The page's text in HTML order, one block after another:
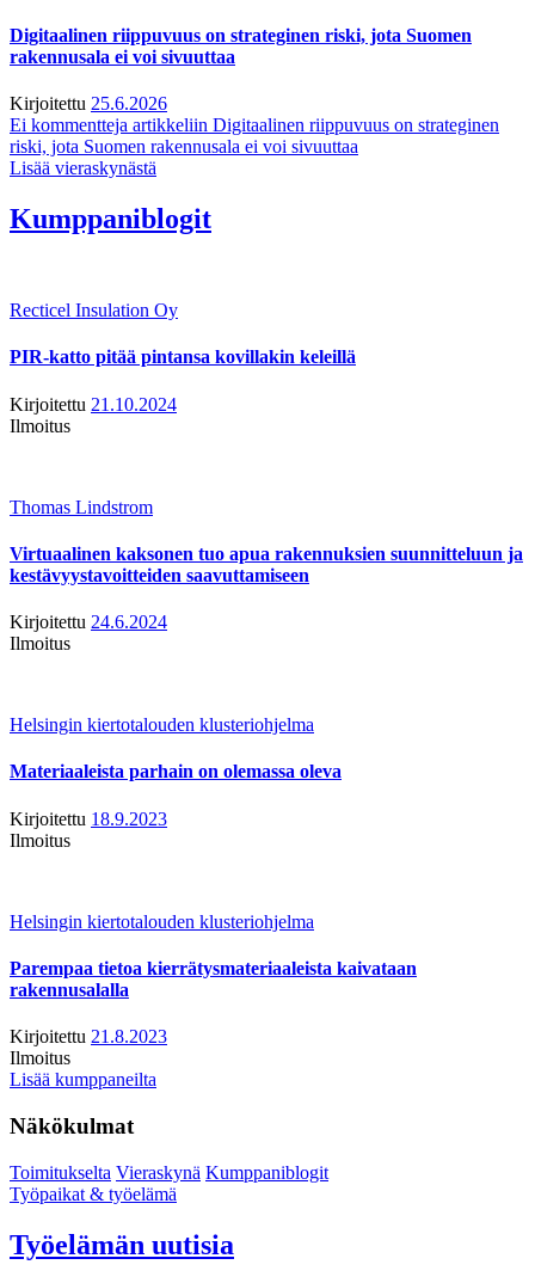
Digitaalinen riippuvuus on strateginen riski, jota Suomen
rakennusala ei voi sivuuttaa
Kirjoitettu 25.6.2026
Ei kommentteja artikkeliin Digitaalinen riippuvuus on strateginen
riski, jota Suomen rakennusala ei voi sivuuttaa
Lisää vieraskynästä
Kumppaniblogit
Recticel Insulation Oy
PIR-katto pitää pintansa kovillakin keleillä
Kirjoitettu 21.10.2024
Ilmoitus
Thomas Lindstrom
Virtuaalinen kaksonen tuo apua rakennuksien suunnitteluun ja
kestävyystavoitteiden saavuttamiseen
Kirjoitettu 24.6.2024
Ilmoitus
Helsingin kiertotalouden klusteriohjelma
Materiaaleista parhain on olemassa oleva
Kirjoitettu 18.9.2023
Ilmoitus
Helsingin kiertotalouden klusteriohjelma
Parempaa tietoa kierrätysmateriaaleista kaivataan
rakennusalalla
Kirjoitettu 21.8.2023
Ilmoitus
Lisää kumppaneilta
Näkökulmat
Toimitukselta Vieraskynä Kumppaniblogit
Työpaikat & työelämä
Työelämän uutisia